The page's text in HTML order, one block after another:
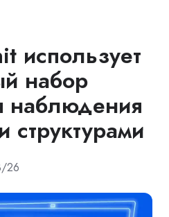
использует
набор
наблюдения
структурами
26